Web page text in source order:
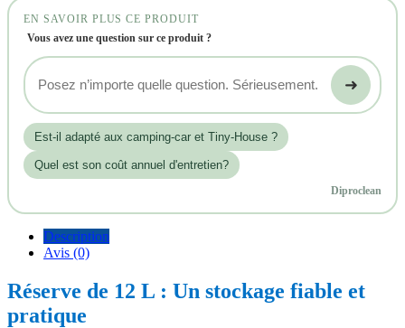
EN SAVOIR PLUS CE PRODUIT
Vous avez une question sur ce produit ?
➜
Est‑il adapté aux camping-car et Tiny-House ?
Quel est son coût annuel d'entretien?
Diproclean
Description
Avis (0)
Réserve de 12 L : Un stockage fiable et
pratique